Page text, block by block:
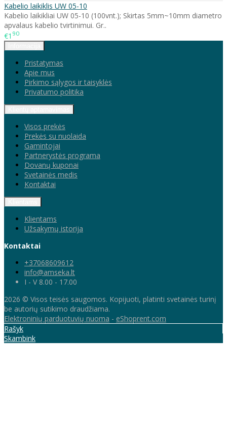
Kabelio laikiklis UW 05-10
Kabelio laikikliai UW 05-10 (100vnt.); Skirtas 5mm~10mm diametro
apvalaus kabelio tvirtinimui. Gr..
€1 90
Pristatymas
Apie mus
Pirkimo sąlygos ir taisyklės
Privatumo politika
Visos prekės
Prekės su nuolaida
Gamintojai
Partnerystės programa
Dovanų kuponai
Svetainės medis
Kontaktai
Klientams
Užsakymų istorija
Kontaktai
+37068609612
info@amseka.lt
I - V 8.00 - 17.00
2026 © Visos teisės saugomos. Kopijuoti, platinti svetainės turinį
be autorių sutikimo draudžiama.
Elektroninių parduotuvių nuoma - eShoprent.com
Rašyk
Skambink